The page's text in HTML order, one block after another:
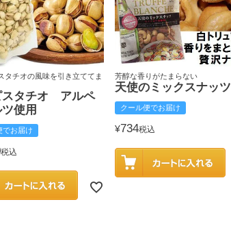
タチオの風味を引き立ててま
スタチオ アルペ
使用
でお届け
税込
芳醇な香りがたまらない
天使のミックスナッツ
クール便でお届け
¥734税込